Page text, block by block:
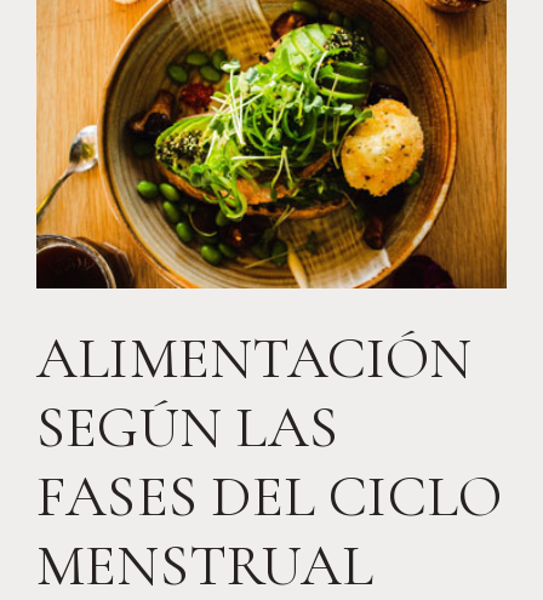
ALIMENTACIÓN
SEGÚN LAS
FASES DEL CICLO
MENSTRUAL